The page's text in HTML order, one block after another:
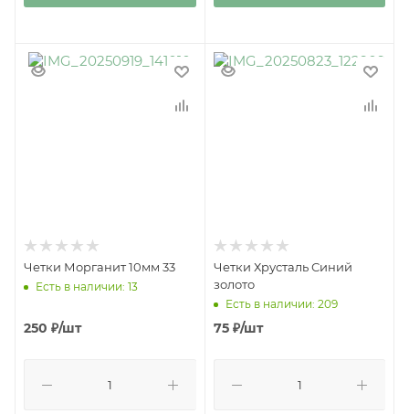
Четки Морганит 10мм 33
Есть в наличии: 13
250 ₽/шт
Четки Хрусталь Синий
золото
Есть в наличии: 209
75₽/шт